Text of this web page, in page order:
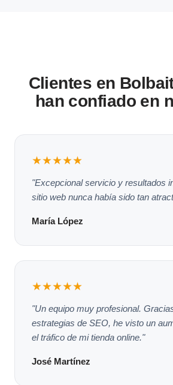
Clientes en
han confiado en
★★★★★
"Excepcional servicio y resultados
sitio web nunca había sido tan
María López
★★★★★
"Un equipo muy profesional.
estrategias de SEO, he visto un
el tráfico de mi tienda online."
José Martínez